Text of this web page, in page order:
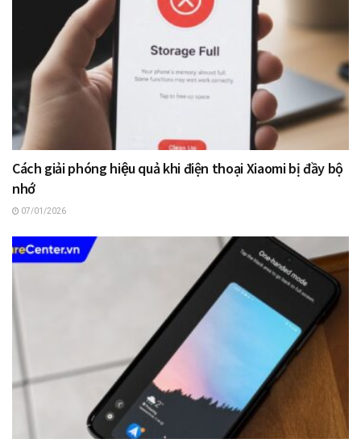
Cách giải phóng hiệu quả khi điện thoại Xiaomi bị đầy bộ
nhớ
07/01/2026